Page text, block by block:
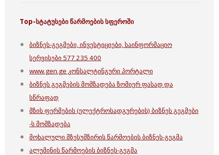
Top-სტატუსები წარმოების სფეროში
ბიზნეს-გეგმები, ინვესტიციები, საინფორმაციო
სერვისები 577 235 400
www.gen.ge კონსალტინგური პორტალი
ბიზნეს გეგმების მომზადება ზომიერ ფასად და
სწრაფად
მზის ფერმების (ელექტროსადგურების) ბიზნეს გეგმები
-ს მომზადება
მოხალული მზესუმზირის წარმოების ბიზნეს-გეგმა
ალუმინის წარმოების ბიზნეს-გეგმა